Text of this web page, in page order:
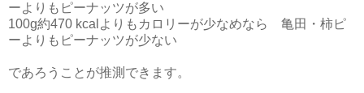
ーよりもピーナッツが多い
100g約470 kcalよりもカロリーが少なめなら 亀田・柿ピ
ーよりもピーナッツが少ない
であろうことが推測できます。